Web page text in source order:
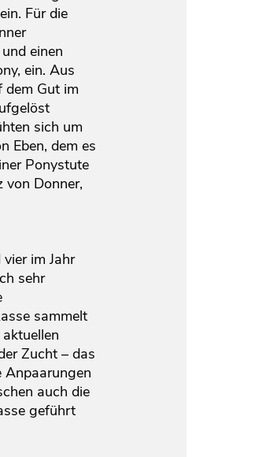
Für die
einen
ein. Aus
Gut im
sich um
Eben, dem es
Ponystute
von Donner,
im Jahr
sehr
sammelt
Zucht – das
Anpaarungen
auch die
geführt